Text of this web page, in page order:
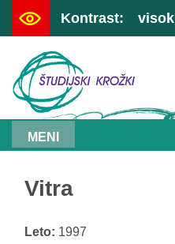
Kontrast: visok
|preskoči na vsebino
MENI
Vitra
Leto: 1997